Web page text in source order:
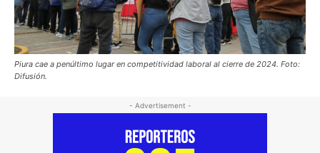
Piura cae a penúltimo lugar en competitividad laboral al cierre de 2024. Foto:
Difusión.
- Advertisement -